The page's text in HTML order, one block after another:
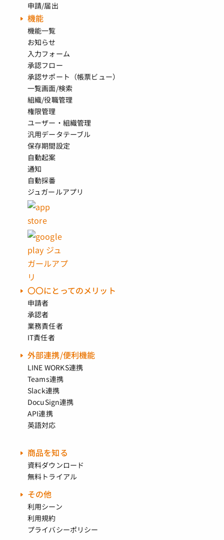
申請/届出
機能
機能一覧
お知らせ
入力フォーム
承認フロー
承認サポート（帳票ビュー）
一覧画面/検索
組織/役職管理
権限管理
ユーザー・組織管理
汎用データテーブル
保存期間設定
自動起案
通知
自動採番
ジュガールアプリ
〇〇にとってのメリット
申請者
承認者
業務責任者
IT責任者
外部連携/便利機能
LINE WORKS連携
Teams連携
Slack連携
DocuSign連携
API連携
英語対応
商品を知る
資料ダウンロード
無料トライアル
その他
利用シーン
利用規約
プライバシーポリシー